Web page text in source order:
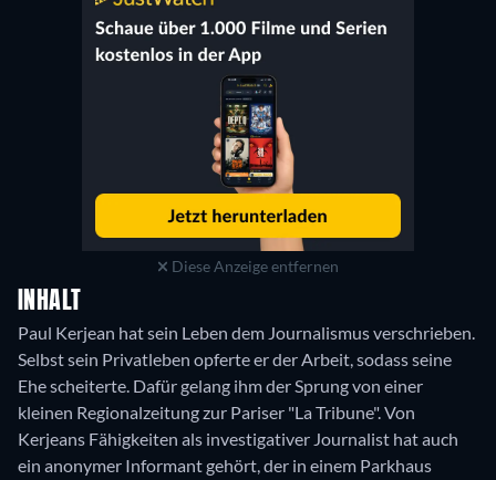
Diese Anzeige entfernen
INHALT
Paul Kerjean hat sein Leben dem Journalismus verschrieben.
Selbst sein Privatleben opferte er der Arbeit, sodass seine
Ehe scheiterte. Dafür gelang ihm der Sprung von einer
kleinen Regionalzeitung zur Pariser "La Tribune". Von
Kerjeans Fähigkeiten als investigativer Journalist hat auch
ein anonymer Informant gehört, der in einem Parkhaus